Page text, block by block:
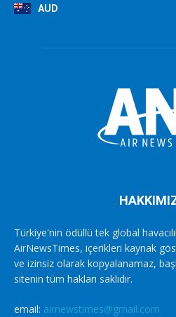
AUD
Türkiye'nin ödüllü tek global
AirNewsTimes, içerikleri kaynak
ve izinsiz olarak kopyalanamaz,
sitenin tüm hakları saklıdır.
email: airnewstimes@gmail.com